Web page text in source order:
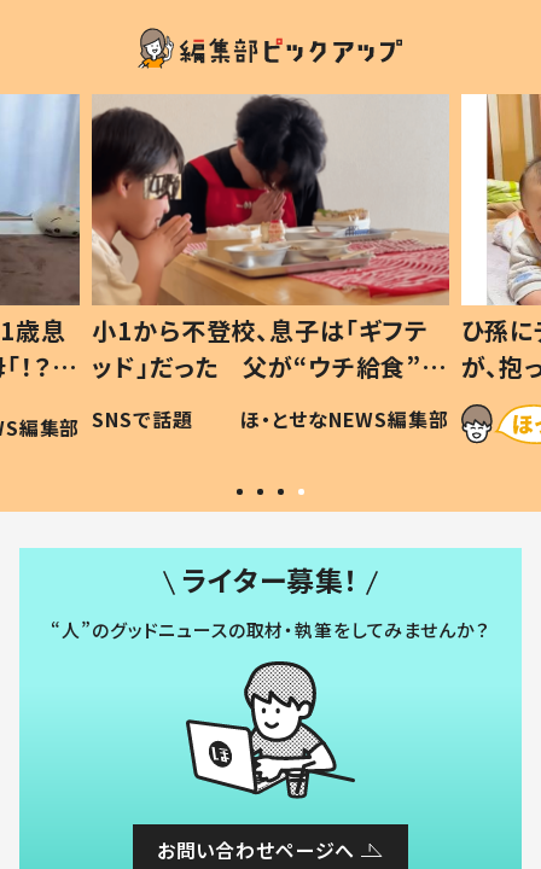
歳息
？」
編集部
小1から不登校、息子は「ギフテ
ッド」だった 父が“ウチ給食”を
作り続ける理由とは #令和の親
#令和の子
SNSで話題 ほ・とせなNEWS編集部
ひ孫
が、
「涙が
い」
ライター募集！
“人”のグッドニュースの取材・執筆をしてみませんか？
お問い合わせページへ